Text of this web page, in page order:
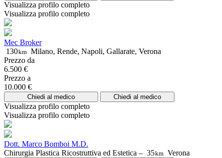
Visualizza profilo completo
Visualizza profilo completo
Mec Broker
130km Milano, Rende, Napoli, Gallarate, Verona
Prezzo da
6.500 €
Prezzo a
10.000 €
Chiedi al medico Chiedi al medico
Visualizza profilo completo
Visualizza profilo completo
Dott. Marco Bomboi M.D.
Chirurgia Plastica Ricostruttiva ed Estetica – 35km Verona